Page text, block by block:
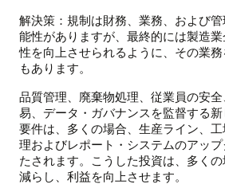
解決策：規制は財務、業務、および
能性がありますが、最終的には製造
性を向上させられるように、その業
もあります。
品質管理、廃棄物処理、従業員の安
易、データ・ガバナンスを監督する
要件は、多くの場合、生産ライン、
理およびレポート・システムのアッ
たされます。こうした投資は、多く
減らし、利益を向上させます。